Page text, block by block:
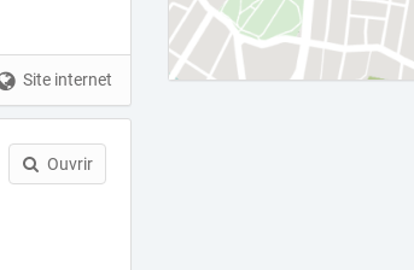
Site internet
Ouvrir